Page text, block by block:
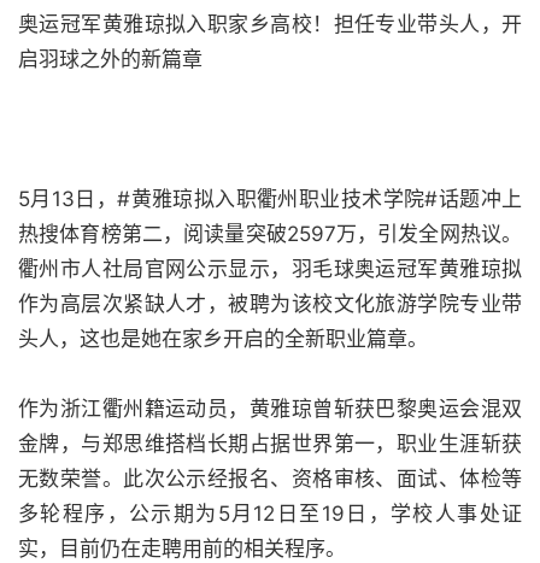
奥运冠军黄雅琼拟入职家乡高校！担任专业带头人，开
启羽球之外的新篇章
5月13日，#黄雅琼拟入职衢州职业技术学院#话题冲上
热搜体育榜第二，阅读量突破2597万，引发全网热议。
衢州市人社局官网公示显示，羽毛球奥运冠军黄雅琼拟
作为高层次紧缺人才，被聘为该校文化旅游学院专业带
头人，这也是她在家乡开启的全新职业篇章。
作为浙江衢州籍运动员，黄雅琼曾斩获巴黎奥运会混双
金牌，与郑思维搭档长期占据世界第一，职业生涯斩获
无数荣誉。此次公示经报名、资格审核、面试、体检等
多轮程序，公示期为5月12日至19日，学校人事处证
实，目前仍在走聘用前的相关程序。